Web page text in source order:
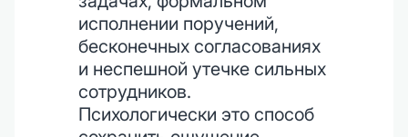
исполнении поручений,
бесконечных согласованиях
и неспешной утечке сильных
сотрудников.
Психологически это способ